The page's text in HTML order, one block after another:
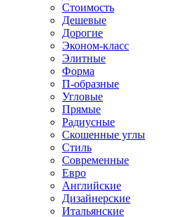
Стоимость
Дешевые
Дорогие
Эконом-класс
Элитные
Форма
П-образные
Угловые
Прямые
Радиусные
Скошенные углы
Стиль
Современные
Евро
Английские
Дизайнерские
Итальянские